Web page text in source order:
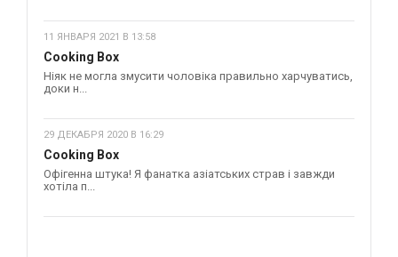
11 ЯНВАРЯ 2021 В 13:58
Cooking Box
Ніяк не могла змусити чоловіка правильно харчуватись,
доки н...
29 ДЕКАБРЯ 2020 В 16:29
Cooking Box
Офігенна штука! Я фанатка азіатських страв і завжди
хотіла п...